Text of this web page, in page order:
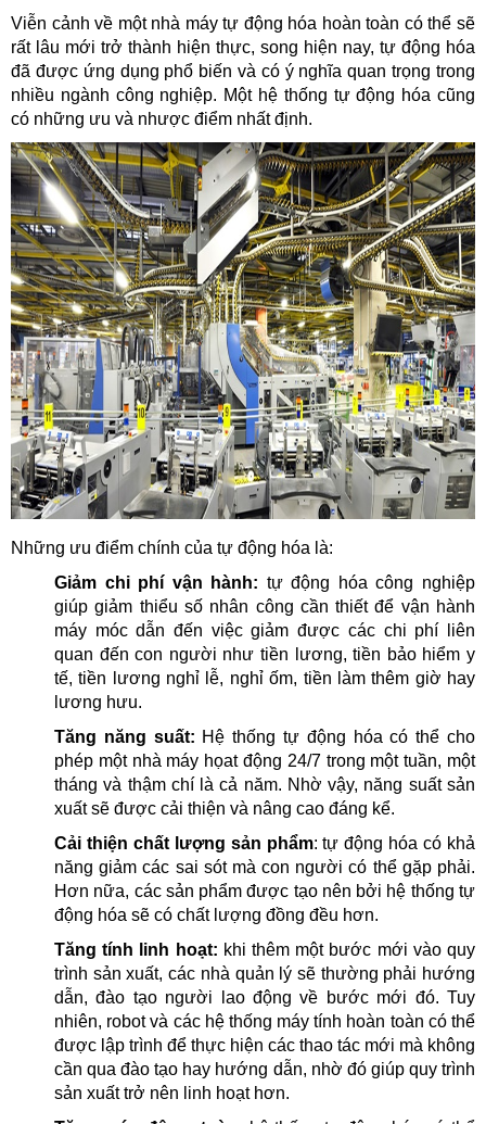
Viễn cảnh về một nhà máy tự động hóa hoàn toàn có thể sẽ
rất lâu mới trở thành hiện thực, song hiện nay, tự động hóa
đã được ứng dụng phổ biến và có ý nghĩa quan trọng trong
nhiều ngành công nghiệp. Một hệ thống tự động hóa cũng
có những ưu và nhược điểm nhất định.
Những ưu điểm chính của tự động hóa là:
Giảm chi phí vận hành: tự động hóa công nghiệp
giúp giảm thiểu số nhân công cần thiết để vận hành
máy móc dẫn đến việc giảm được các chi phí liên
quan đến con người như tiền lương, tiền bảo hiểm y
tế, tiền lương nghỉ lễ, nghỉ ốm, tiền làm thêm giờ hay
lương hưu.
Tăng năng suất: Hệ thống tự động hóa có thể cho
phép một nhà máy họat động 24/7 trong một tuần, một
tháng và thậm chí là cả năm. Nhờ vậy, năng suất sản
xuất sẽ được cải thiện và nâng cao đáng kể.
Cải thiện chất lượng sản phẩm: tự động hóa có khả
năng giảm các sai sót mà con người có thể gặp phải.
Hơn nữa, các sản phẩm được tạo nên bởi hệ thống tự
động hóa sẽ có chất lượng đồng đều hơn.
Tăng tính linh hoạt: khi thêm một bước mới vào quy
trình sản xuất, các nhà quản lý sẽ thường phải hướng
dẫn, đào tạo người lao động về bước mới đó. Tuy
nhiên, robot và các hệ thống máy tính hoàn toàn có thể
được lập trình để thực hiện các thao tác mới mà không
cần qua đào tạo hay hướng dẫn, nhờ đó giúp quy trình
sản xuất trở nên linh hoạt hơn.